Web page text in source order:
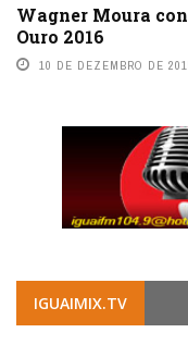
Wagner Moura
Ouro 2016
10 DE DEZEMBRO DE
IGUAIMIX.TV